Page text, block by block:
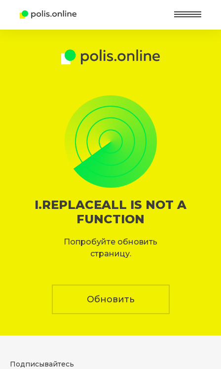
I.REPLACEALL IS NOT A
FUNCTION
Попробуйте обновить
страницу.
Обновить
Подписывайтесь